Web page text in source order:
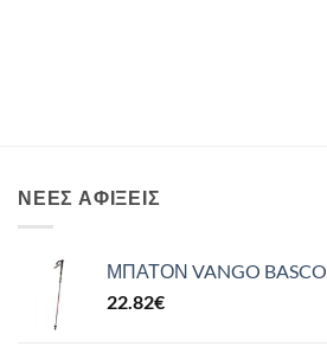
ΝΈΕΣ ΑΦΊΞΕΙΣ
ΜΠΑΤΟΝ VANGO BASCO
22.82€